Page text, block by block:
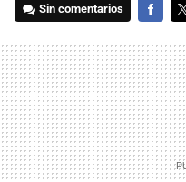
Sin comentarios